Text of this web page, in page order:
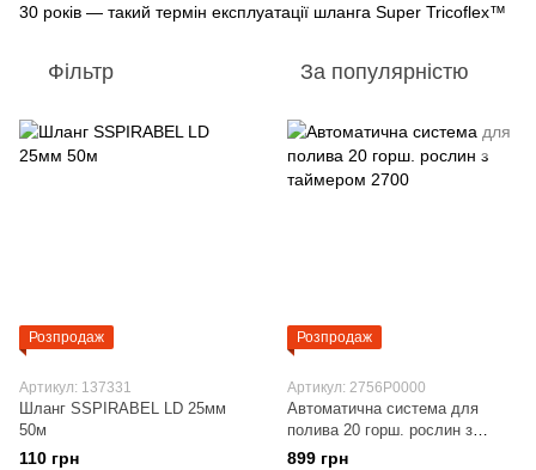
30 років — такий термін експлуатації шланга Super Tricoflex™
Фільтр За популярністю
Розпродаж
Артикул: 137331
Шланг SSPIRABEL LD 25мм
50м
110 грн
Розпродаж
Артикул: 2756P0000
Автоматична система для
полива 20 горш. рослин з
таймером 2700
899 грн